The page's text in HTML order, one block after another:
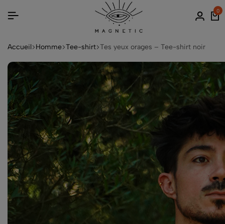
0
Accueil Homme Tee-shirt Tes yeux orages – Tee-shirt noir